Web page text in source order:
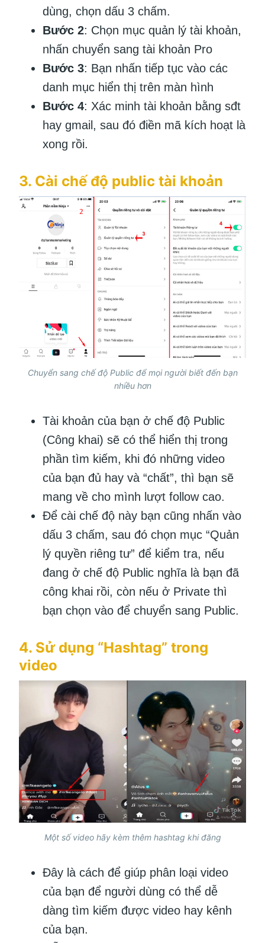
dùng, chọn dấu 3 chấm.
Bước 2: Chọn mục quản lý tài khoản,
nhấn chuyển sang tài khoản Pro
Bước 3: Bạn nhấn tiếp tục vào các
danh mục hiển thị trên màn hình
Bước 4: Xác minh tài khoản bằng sđt
hay gmail, sau đó điền mã kích hoạt là
xong rồi.
3. Cài chế độ public tài khoản
Chuyển sang chế độ Public để mọi người biết đến bạn
nhiều hơn
Tài khoản của bạn ở chế độ Public
(Công khai) sẽ có thể hiển thị trong
phần tìm kiếm, khi đó những video
của bạn đủ hay và “chất”, thì bạn sẽ
mang về cho mình lượt follow cao.
Để cài chế độ này bạn cũng nhấn vào
dấu 3 chấm, sau đó chọn mục “Quản
lý quyền riêng tư” để kiểm tra, nếu
đang ở chế độ Public nghĩa là bạn đã
công khai rồi, còn nếu ở Private thì
bạn chọn vào để chuyển sang Public.
4. Sử dụng “Hashtag” trong
video
Một số video hãy kèm thêm hashtag khi đăng
Đây là cách để giúp phân loại video
của bạn để người dùng có thể dễ
dàng tìm kiếm được video hay kênh
của bạn.